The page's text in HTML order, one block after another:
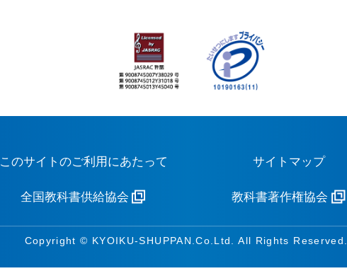
このサイトのご利用にあたって サイトマップ
全国教科書供給協会 教科書著作権協会
Copyright © KYOIKU-SHUPPAN.Co.Ltd. All Rights Reserved.